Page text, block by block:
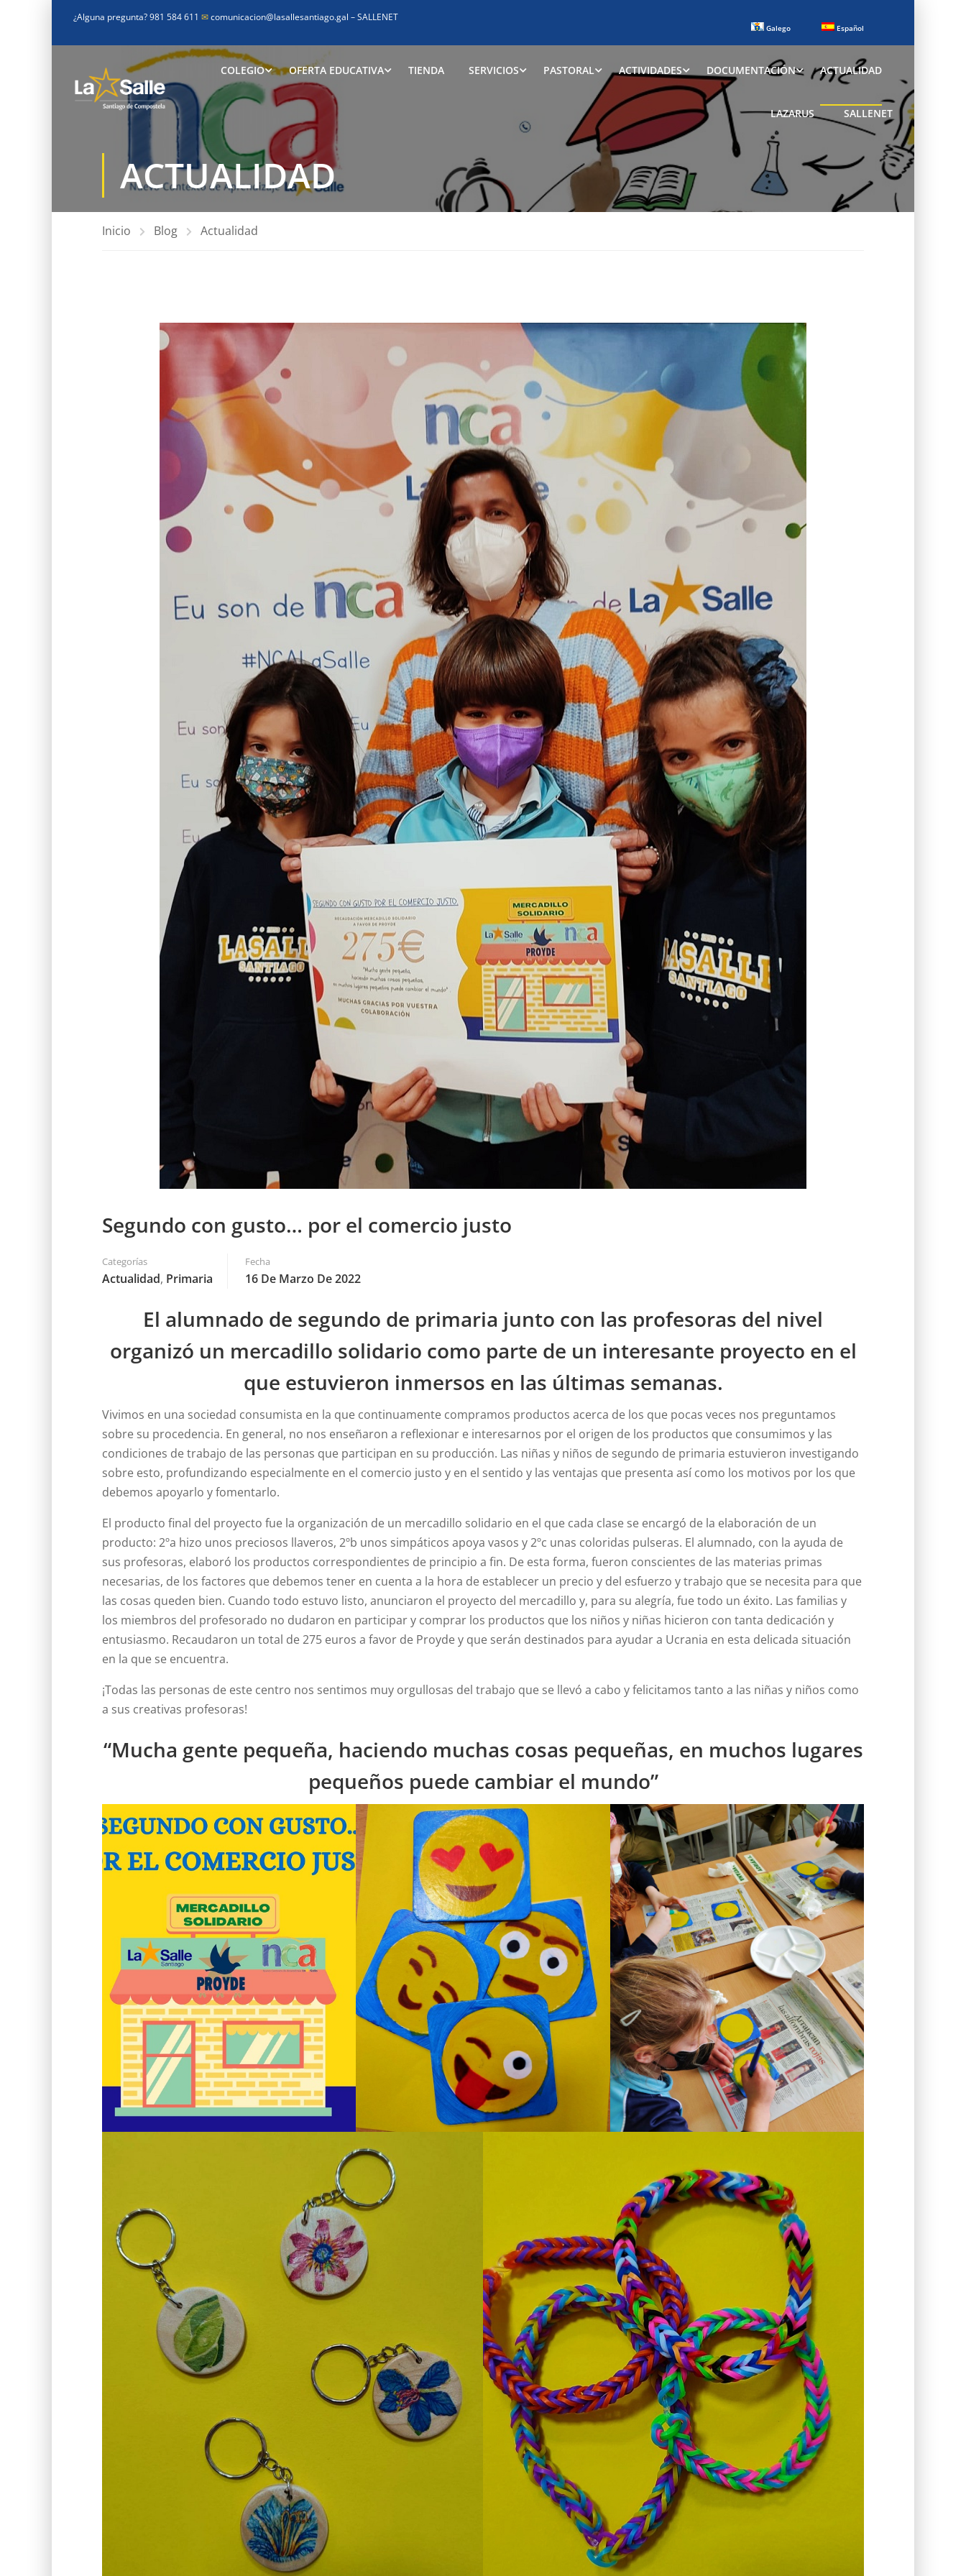
¿Alguna pregunta? 981 584 611 ✉comunicacion@lasallesantiago.gal –SALLENET
Galego Español
COLEGIO OFERTA EDUCATIVA TIENDA SERVICIOS PASTORAL ACTIVIDADES DOCUMENTACIÓN ACTUALIDAD
LAZARUS SALLENET
ACTUALIDAD
Inicio Blog Actualidad
Segundo con gusto… por el comercio justo
Categorías
Actualidad, Primaria
Fecha
16 De Marzo De 2022
El alumnado de segundo de primaria junto con las profesoras del nivel
organizó un mercadillo solidario como parte de un interesante proyecto en el
que estuvieron inmersos en las últimas semanas.
Vivimos en una sociedad consumista en la que continuamente compramos productos acerca de los que pocas veces nos preguntamos
sobre su procedencia. En general, no nos enseñaron a reflexionar e interesarnos por el origen de los productos que consumimos y las
condiciones de trabajo de las personas que participan en su producción. Las niñas y niños de segundo de primaria estuvieron investigando
sobre esto, profundizando especialmente en el comercio justo y en el sentido y las ventajas que presenta así como los motivos por los que
debemos apoyarlo y fomentarlo.
El producto final del proyecto fue la organización de un mercadillo solidario en el que cada clase se encargó de la elaboración de un
producto: 2ºa hizo unos preciosos llaveros, 2ºb unos simpáticos apoya vasos y 2ºc unas coloridas pulseras. El alumnado, con la ayuda de
sus profesoras, elaboró los productos correspondientes de principio a fin. De esta forma, fueron conscientes de las materias primas
necesarias, de los factores que debemos tener en cuenta a la hora de establecer un precio y del esfuerzo y trabajo que se necesita para que
las cosas queden bien. Cuando todo estuvo listo, anunciaron el proyecto del mercadillo y, para su alegría, fue todo un éxito. Las familias y
los miembros del profesorado no dudaron en participar y comprar los productos que los niños y niñas hicieron con tanta dedicación y
entusiasmo. Recaudaron un total de 275 euros a favor de Proyde y que serán destinados para ayudar a Ucrania en esta delicada situación
en la que se encuentra.
¡Todas las personas de este centro nos sentimos muy orgullosas del trabajo que se llevó a cabo y felicitamos tanto a las niñas y niños como
a sus creativas profesoras!
“Mucha gente pequeña, haciendo muchas cosas pequeñas, en muchos lugares
pequeños puede cambiar el mundo”